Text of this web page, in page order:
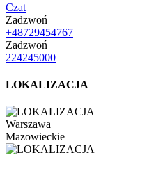
Czat
Zadzwoń
+48729454767
Zadzwoń
224245000
LOKALIZACJA
Warszawa
Mazowieckie